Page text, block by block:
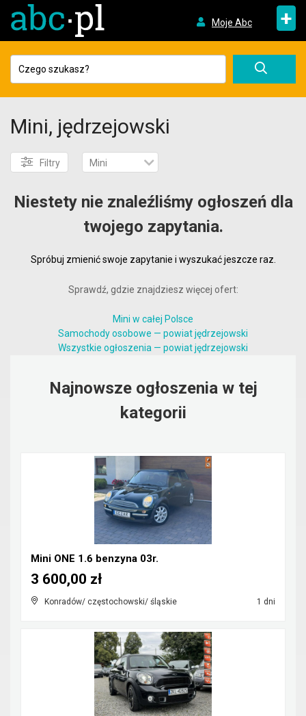
Moje Abc +
Mini, jędrzejowski
Filtry Mini
Niestety nie znaleźliśmy ogłoszeń dla
twojego zapytania.
Spróbuj zmienić swoje zapytanie i wyszukać jeszcze raz.
Sprawdź, gdzie znajdziesz więcej ofert:
Mini w całej Polsce
Samochody osobowe — powiat jędrzejowski
Wszystkie ogłoszenia — powiat jędrzejowski
Najnowsze ogłoszenia w tej
kategorii
Mini ONE 1.6 benzyna 03r.
Konradów/ częstochowski/ śląskie 1 dni
3 600,00 zł